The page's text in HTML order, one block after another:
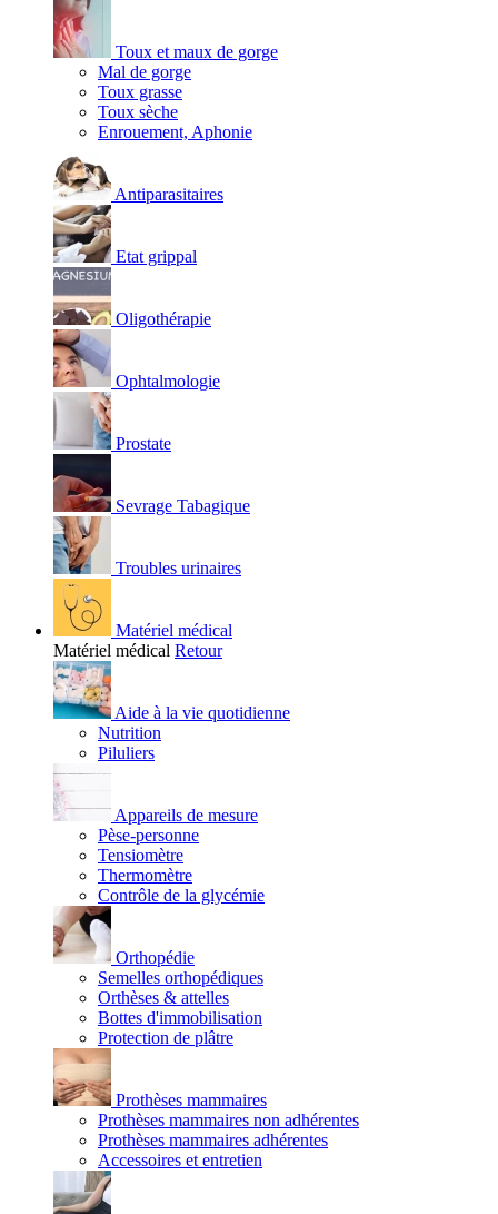
Toux et maux de gorge
Mal de gorge
Toux grasse
Toux sèche
Enrouement, Aphonie
Antiparasitaires
Etat grippal
Oligothérapie
Ophtalmologie
Prostate
Sevrage Tabagique
Troubles urinaires
Matériel médical
Matériel médical Retour
Aide à la vie quotidienne
Nutrition
Piluliers
Appareils de mesure
Pèse-personne
Tensiomètre
Thermomètre
Contrôle de la glycémie
Orthopédie
Semelles orthopédiques
Orthèses & attelles
Bottes d'immobilisation
Protection de plâtre
Prothèses mammaires
Prothèses mammaires non adhérentes
Prothèses mammaires adhérentes
Accessoires et entretien